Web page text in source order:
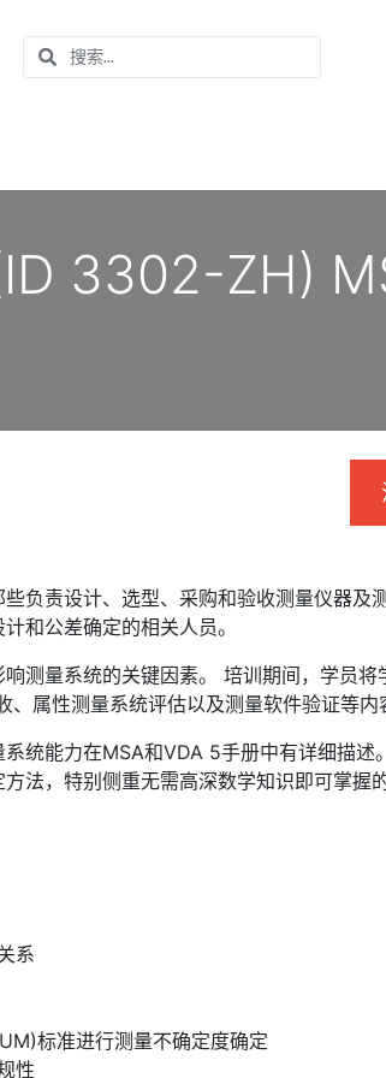
3302-ZH)
负责设计、选型、采购和验收测量仪器
和公差确定的相关人员。
测量系统的关键因素。 培训期间，学员
属性测量系统评估以及测量软件验证等
统能力在MSA和VDA 5手册中有详细描
法，特别侧重无需高深数学知识即可掌握的
系
标准进行测量不确定度确定
性